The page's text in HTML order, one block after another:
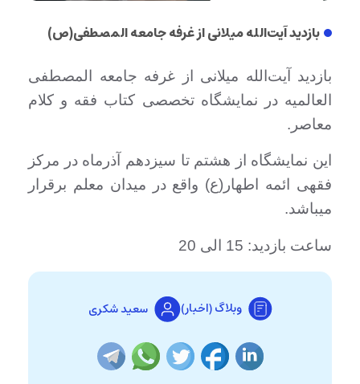
بازدید آیت‌الله میلانی از غرفه جامعه المصطفی(ص)
بازدید آیت‌الله میلانی از غرفه جامعه المصطفی
العالمیه در نمایشگاه تخصصی کتاب فقه و کلام
معاصر.
این نمایشگاه از هشتم تا سیزدهم آذرماه در مرکز
فقهی ائمه اطهار(ع) واقع در میدان معلم برقرار
میباشد.
ساعت بازدید: 15 الی 20
وبلاگ (اخبار) سعید شکری